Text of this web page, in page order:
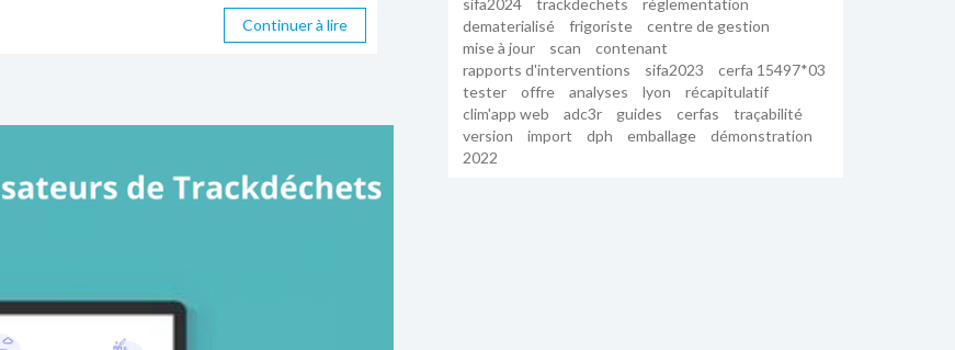
Continuer à lire
sifa2024
trackdechets
règlementation
dematerialisé
frigoriste
centre de gestion
mise à jour
scan
contenant
rapports d'interventions
sifa2023
cerfa 15497*03
tester
offre analyses lyon
récapitulatif
clim'app web
adc3r guides cerfas
traçabilité
version
import dph emballage
démonstration
2022